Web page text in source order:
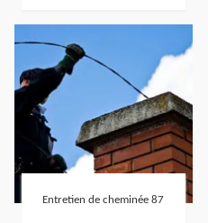
Entretien de cheminée 87